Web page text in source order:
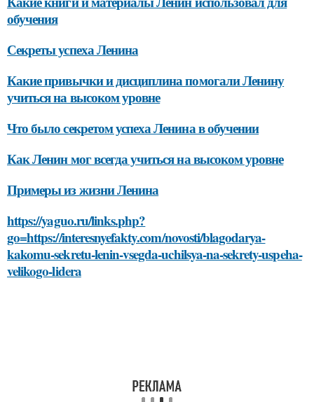
обучения
Секреты успеха Ленина
Какие привычки и дисциплина помогали Ленину
учиться на высоком уровне
Что было секретом успеха Ленина в обучении
Как Ленин мог всегда учиться на высоком уровне
Примеры из жизни Ленина
https://yaguo.ru/links.php?
go=https://interesnyefakty.com/novosti/blagodarya-
kakomu-sekretu-lenin-vsegda-uchilsya-na-sekrety-uspeha-
velikogo-lidera